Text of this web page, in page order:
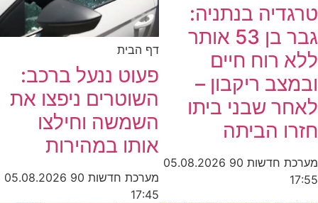
טרגדיה בנתניה:
גבר בן 53 אותר
ללא רוח חיים
ובמצב ריקבון –
לאחר שבני ביתו
חזרו הביתה
מערכת חדשות 90
05.08.2026
17:55
דף הבית
פעוט ננעל ברכב:
השוטרים ניפצו את
השמשה וחילצו
אותו במהירות
מערכת חדשות 90
05.08.2026
17:45